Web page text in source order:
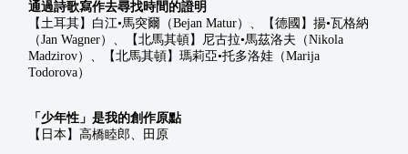
通過詩歌寫作去尋找時間的證明
【土耳其】白江•馬突爾（Bejan Matur）、【德國】揚•瓦格納
（Jan Wagner）、【北馬其頓】尼古拉•馬茲洛夫（Nikola
Madzirov）、【北馬其頓】瑪莉亞•托多洛娃（Marija
Todorova）
「少年性」是我的創作原點
【日本】高橋睦郎、田原